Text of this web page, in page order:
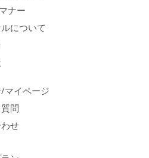
ナー
について
マイページ
問
せ